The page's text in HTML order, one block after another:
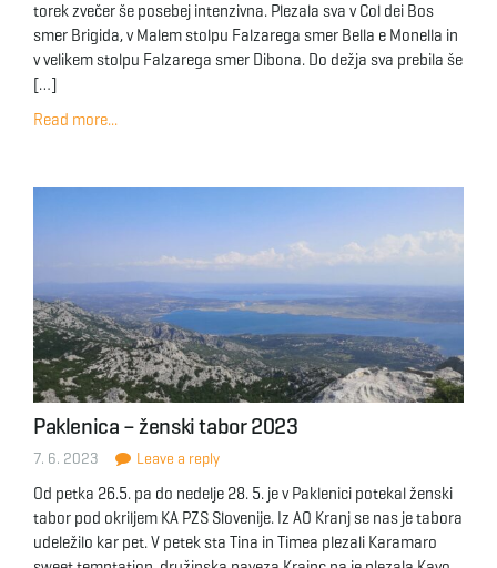
torek zvečer še posebej intenzivna. Plezala sva v Col dei Bos
smer Brigida, v Malem stolpu Falzarega smer Bella e Monella in
v velikem stolpu Falzarega smer Dibona. Do dežja sva prebila še
[…]
Read more...
Paklenica – ženski tabor 2023
7. 6. 2023 Leave a reply
Od petka 26.5. pa do nedelje 28. 5. je v Paklenici potekal ženski
tabor pod okriljem KA PZS Slovenije. Iz AO Kranj se nas je tabora
udeležilo kar pet. V petek sta Tina in Timea plezali Karamaro